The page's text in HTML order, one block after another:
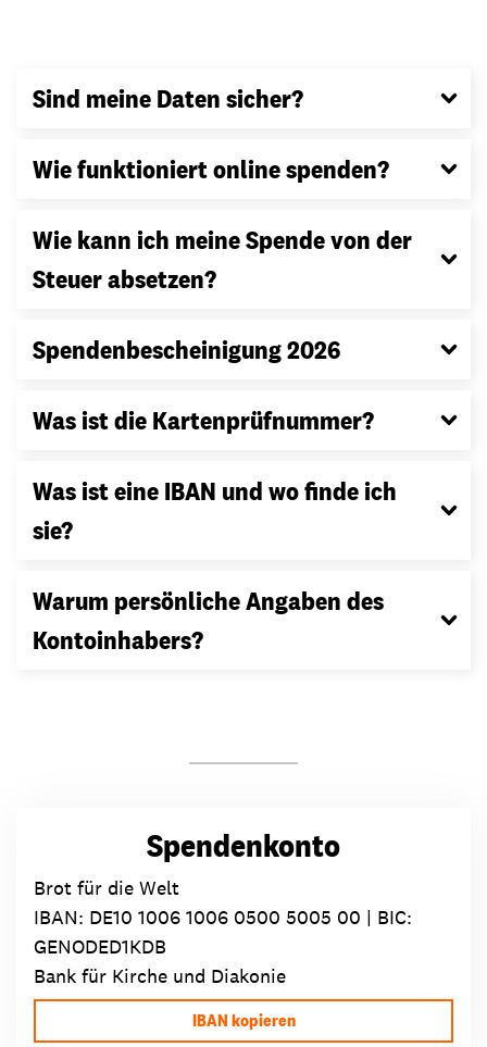
Sind meine Daten sicher?
Wie funktioniert online spenden?
Wie kann ich meine Spende von der
Steuer absetzen?
Spendenbescheinigung 2026
Was ist die Kartenprüfnummer?
Was ist eine IBAN und wo finde ich
sie?
Warum persönliche Angaben des
Kontoinhabers?
Spendenkonto
Brot für die Welt
IBAN: DE10 1006 1006 0500 5005 00 | BIC:
GENODED1KDB
Bank für Kirche und Diakonie
IBAN kopieren